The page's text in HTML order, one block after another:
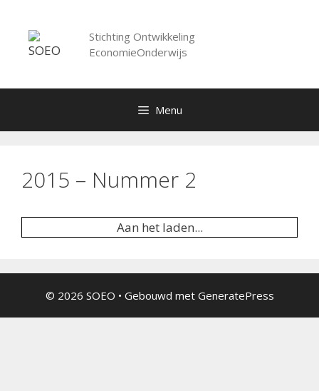
inhoud
Stichting Ontwikkeling
EconomieOnderwijs
Menu
2015 – Nummer 2
Aan het laden...
© 2026 SOEO • Gebouwd met GeneratePress